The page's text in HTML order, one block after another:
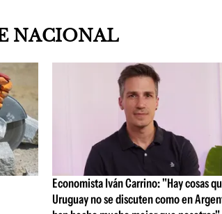
NACIONAL
Economista Iván Carrino: "Hay cosas
Uruguay no se discuten como en